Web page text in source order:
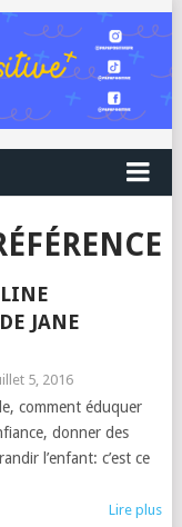
JANE
5, 2016
comment éduquer
donner des
l’enfant: c’est ce
Lire plus